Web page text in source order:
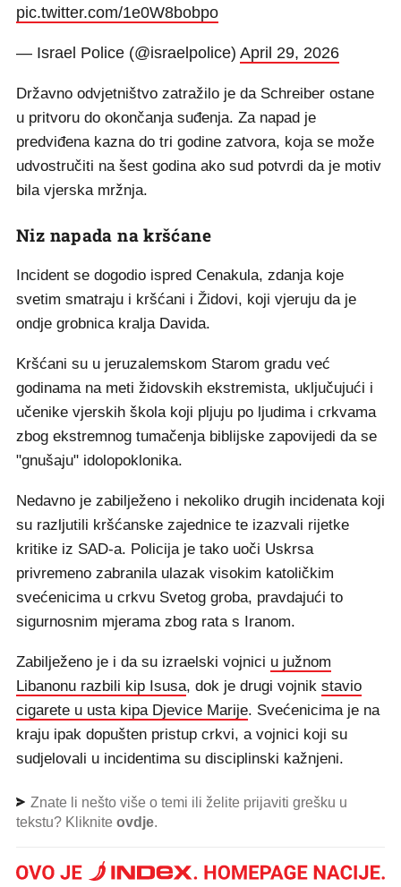
pic.twitter.com/1e0W8bobpo
— Israel Police (@israelpolice) April 29, 2026
Državno odvjetništvo zatražilo je da Schreiber ostane
u pritvoru do okončanja suđenja. Za napad je
predviđena kazna do tri godine zatvora, koja se može
udvostručiti na šest godina ako sud potvrdi da je motiv
bila vjerska mržnja.
Niz napada na kršćane
Incident se dogodio ispred Cenakula, zdanja koje
svetim smatraju i kršćani i Židovi, koji vjeruju da je
ondje grobnica kralja Davida.
Kršćani su u jeruzalemskom Starom gradu već
godinama na meti židovskih ekstremista, uključujući i
učenike vjerskih škola koji pljuju po ljudima i crkvama
zbog ekstremnog tumačenja biblijske zapovijedi da se
"gnušaju" idolopoklonika.
Nedavno je zabilježeno i nekoliko drugih incidenata koji
su razljutili kršćanske zajednice te izazvali rijetke
kritike iz SAD-a. Policija je tako uoči Uskrsa
privremeno zabranila ulazak visokim katoličkim
svećenicima u crkvu Svetog groba, pravdajući to
sigurnosnim mjerama zbog rata s Iranom.
Zabilježeno je i da su izraelski vojnici u južnom
Libanonu razbili kip Isusa, dok je drugi vojnik stavio
cigarete u usta kipa Djevice Marije. Svećenicima je na
kraju ipak dopušten pristup crkvi, a vojnici koji su
sudjelovali u incidentima su disciplinski kažnjeni.
Znate li nešto više o temi ili želite prijaviti grešku u
tekstu? Kliknite ovdje.